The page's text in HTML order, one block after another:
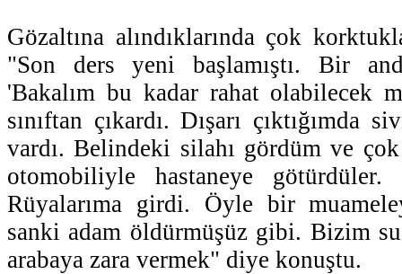
Gözaltına alındıklarında çok
"Son ders yeni başlamıştı. Bir
'Bakalım bu kadar rahat olabilecek
sınıftan çıkardı. Dışarı
vardı. Belindeki silahı gördüm ve
otomobiliyle hastaneye götürdüler.
Rüyalarıma girdi. Öyle bir
sanki adam öldürmüşüz gibi. Bizim
arabaya zara vermek" diye konuştu.